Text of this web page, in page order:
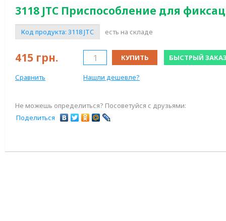
3118 JTC Приспособление для
Код продукта: 3118 JTC есть на складе
415 грн. КУПИТЬ БЫСТРЫЙ
Сравнить Нашли дешевле?
Не можешь определиться? Посоветуйся с друзьями:
Поделиться